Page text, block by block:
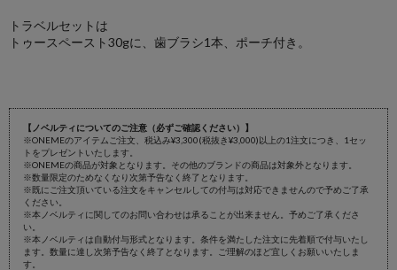
トラベルセットは
トゥースペースト30gに、歯ブラシ1本、ポーチ付き。
【ノベルティについてのご注意（必ずご確認ください）】
※ONEMEのアイテムご注文、税込み¥3,300(税抜き¥3,000)以上の1注文につき、1セッ
トをプレゼントいたします。
※ONEMEの商品が対象となります。その他のブランドの商品は対象外となります。
※数量限定のためなくなり次第予告なく終了となります。
※既にご注文頂いている注文をキャンセルしての付与は対応できませんので予めご了承
ください。
※本ノベルティに関してのお問い合わせは承ることが出来ません。予めご了承くださ
い。
※本ノベルティは自動付与形式となります。条件を満たした注文に先着順で付与いたし
ます。数量に達し次第予告なく終了となります。ご理解のほど宜しくお願いいたしま
す。